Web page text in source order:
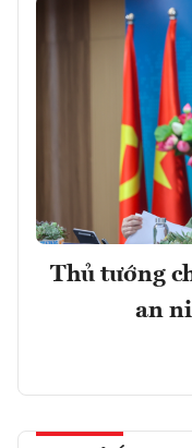
Thủ tướng
an